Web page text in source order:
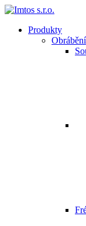
Produkty
Obrábění